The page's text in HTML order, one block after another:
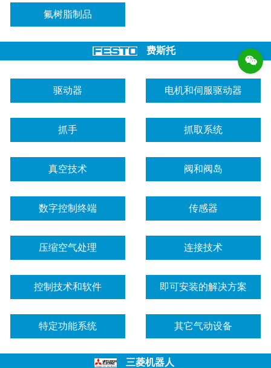
氟树脂制品
费斯托
驱动器 电机和伺服驱动器
抓手 抓取系统
真空技术 阀和阀岛
数字控制终端 传感器
压缩空气处理 连接技术
控制技术和软件 即可安装的解决方案
特定功能系统 其它气动设备
三菱机器人